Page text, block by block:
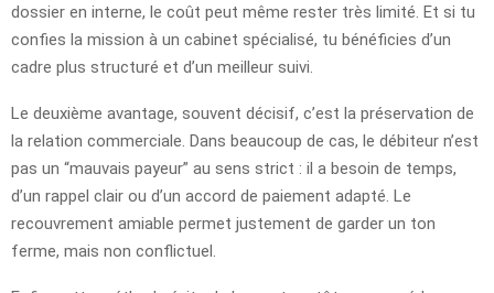
dossier en interne, le coût peut même rester très limité. Et si tu
confies la mission à un cabinet spécialisé, tu bénéficies d’un
cadre plus structuré et d’un meilleur suivi.
Le deuxième avantage, souvent décisif, c’est la préservation de
la relation commerciale. Dans beaucoup de cas, le débiteur n’est
pas un “mauvais payeur” au sens strict : il a besoin de temps,
d’un rappel clair ou d’un accord de paiement adapté. Le
recouvrement amiable permet justement de garder un ton
ferme, mais non conflictuel.